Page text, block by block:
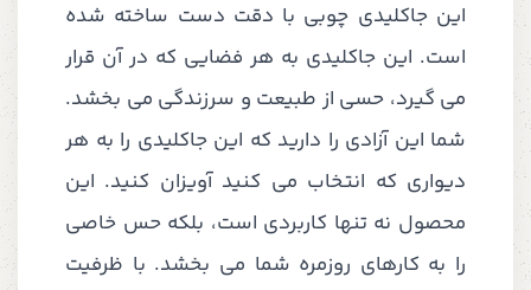
این جاکلیدی چوبی با دقت دست ساخته شده
است. این جاکلیدی به هر فضایی که در آن قرار
می گیرد، حسی از طبیعت و سرزندگی می بخشد.
شما این آزادی را دارید که این جاکلیدی را به هر
دیواری که انتخاب می کنید آویزان کنید. این
محصول نه تنها کاربردی است، بلکه حس خاصی
را به کارهای روزمره شما می بخشد. با ظرفیت